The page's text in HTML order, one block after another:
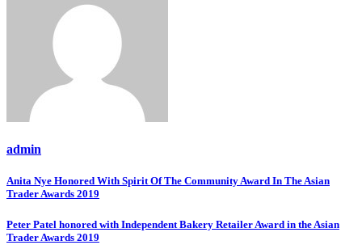
admin
Post
Anita Nye Honored With Spirit Of The Community Award In The Asian
Trader Awards 2019
Peter Patel honored with Independent Bakery Retailer Award in the Asian
Trader Awards 2019